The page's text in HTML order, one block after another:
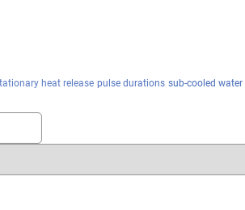
heat release pulse durations sub-cooled water